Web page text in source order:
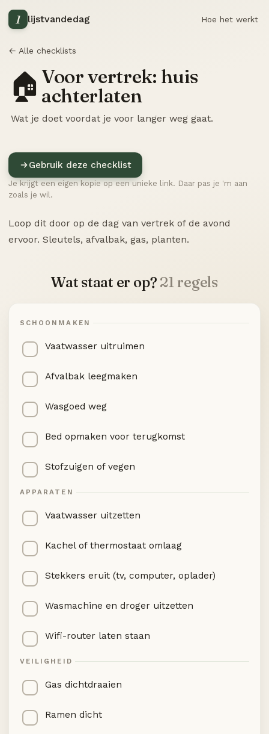
1 lijstvandedag Hoe het werkt
← Alle checklists
🏠 Voor vertrek: huis
achterlaten
Wat je doet voordat je voor langer weg gaat.
Gebruik deze checklist
Je krijgt een eigen kopie op een unieke link. Daar pas je 'm aan
zoals je wil.
Loop dit door op de dag van vertrek of de avond
ervoor. Sleutels, afvalbak, gas, planten.
Wat staat er op? 21 regels
SCHOONMAKEN
Vaatwasser uitruimen
Afvalbak leegmaken
Wasgoed weg
Bed opmaken voor terugkomst
Stofzuigen of vegen
APPARATEN
Vaatwasser uitzetten
Kachel of thermostaat omlaag
Stekkers eruit (tv, computer, oplader)
Wasmachine en droger uitzetten
Wifi-router laten staan
VEILIGHEID
Gas dichtdraaien
Ramen dicht